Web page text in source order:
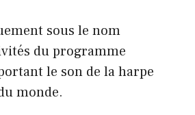
sous le nom
du programme
le son de la harpe
monde.